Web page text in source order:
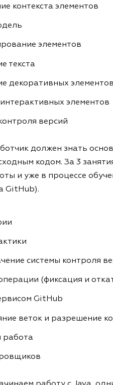
контекста элементов
элементов
текста
декоративных элементов
элементов
версий
должен знать
кодом. За 3
и уже в процессе
GitHub).
системы контроля
(фиксация и
GitHub
веток и разрешение
работа